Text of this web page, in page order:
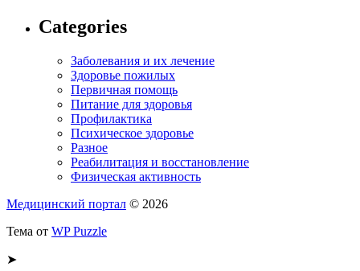
Categories
Заболевания и их лечение
Здоровье пожилых
Первичная помощь
Питание для здоровья
Профилактика
Психическое здоровье
Разное
Реабилитация и восстановление
Физическая активность
Медицинский портал © 2026
Тема от WP Puzzle
➤